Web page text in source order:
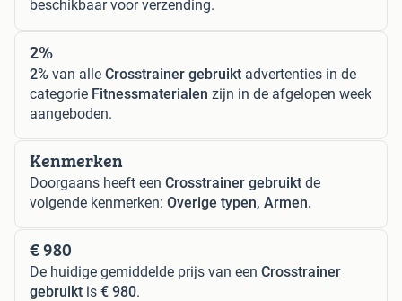
beschikbaar voor verzending.
2%
2% van alle Crosstrainer gebruikt advertenties in de
categorie Fitnessmaterialen zijn in de afgelopen week
aangeboden.
Kenmerken
Doorgaans heeft een Crosstrainer gebruikt de
volgende kenmerken: Overige typen, Armen.
€ 980
De huidige gemiddelde prijs van een Crosstrainer
gebruikt is € 980.